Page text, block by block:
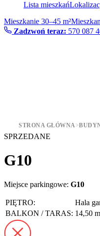
Lista mieszkań
Mieszkanie 30–45 m²
Zadzwoń teraz: 570 087
STRONA GŁÓWNA>
SPRZEDANE
G10
Miejsce parkingowe: G10
PIĘTRO:
Hala
BALKON / TARAS: 14,50